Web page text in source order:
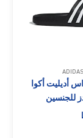
ADIDAS
أديليت أكوا
للجنسين